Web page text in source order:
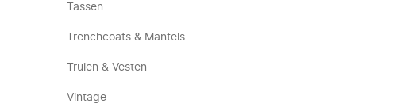
Tassen
Trenchcoats & Mantels
Truien & Vesten
Vintage